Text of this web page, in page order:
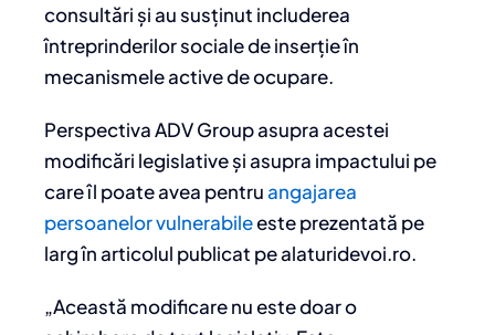
consultări și au susținut includerea
întreprinderilor sociale de inserție în
mecanismele active de ocupare.
Perspectiva ADV Group asupra acestei
modificări legislative și asupra impactului pe
care îl poate avea pentruangajarea
persoanelor vulnerabileeste prezentată pe
larg în articolul publicat pe alaturidevoi.ro.
„Această modificare nu este doar o